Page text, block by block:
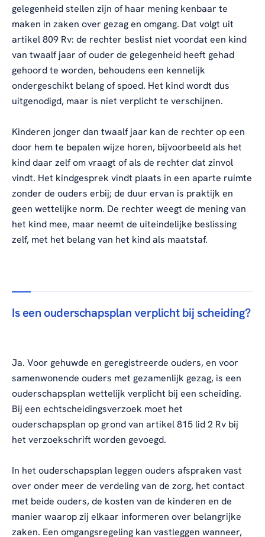
gelegenheid stellen zijn of haar mening kenbaar te
maken in zaken over gezag en omgang. Dat volgt uit
artikel 809 Rv: de rechter beslist niet voordat een kind
van twaalf jaar of ouder de gelegenheid heeft gehad
gehoord te worden, behoudens een kennelijk
ondergeschikt belang of spoed. Het kind wordt dus
uitgenodigd, maar is niet verplicht te verschijnen.
Kinderen jonger dan twaalf jaar kan de rechter op een
door hem te bepalen wijze horen, bijvoorbeeld als het
kind daar zelf om vraagt of als de rechter dat zinvol
vindt. Het kindgesprek vindt plaats in een aparte ruimte
zonder de ouders erbij; de duur ervan is praktijk en
geen wettelijke norm. De rechter weegt de mening van
het kind mee, maar neemt de uiteindelijke beslissing
zelf, met het belang van het kind als maatstaf.
Is een ouderschapsplan verplicht bij scheiding?
Ja. Voor gehuwde en geregistreerde ouders, en voor
samenwonende ouders met gezamenlijk gezag, is een
ouderschapsplan wettelijk verplicht bij een scheiding.
Bij een echtscheidingsverzoek moet het
ouderschapsplan op grond van artikel 815 lid 2 Rv bij
het verzoekschrift worden gevoegd.
In het ouderschapsplan leggen ouders afspraken vast
over onder meer de verdeling van de zorg, het contact
met beide ouders, de kosten van de kinderen en de
manier waarop zij elkaar informeren over belangrijke
zaken. Een omgangsregeling kan vastleggen wanneer,